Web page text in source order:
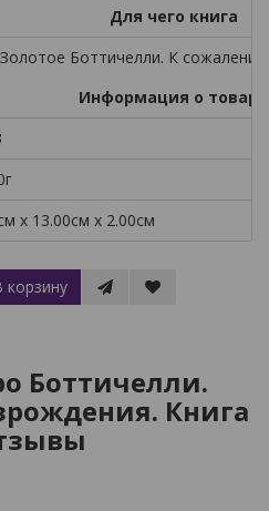
Для чего книга
Боттичелли. К
Информация о товаре
x 13.00см x 2.00см
корзину
Боттичелли.
Книга